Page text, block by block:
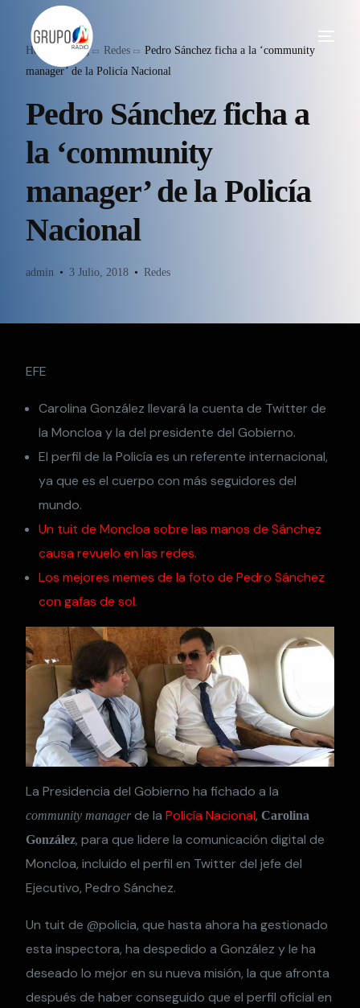
Home Blog Redes
Pedro Sánchez ficha a la ‘community
manager’ de la Policía Nacional
Pedro Sánchez ficha a
la ‘community
manager’ de la Policía
Nacional
admin 3 Julio, 2018 Redes
EFE
Carolina González llevará la cuenta de Twitter de
la Moncloa y la del presidente del Gobierno.
El perfil de la Policía es un referente internacional,
ya que es el cuerpo con más seguidores del
mundo.
Un tuit de Moncloa sobre las manos de Sánchez
causa revuelo en las redes.
Los mejores memes de la foto de Pedro Sánchez
con gafas de sol.
La Presidencia del Gobierno ha fichado a la
community managerde laPolicía Nacional, Carolina
González, para que lidere la comunicación digital de
Moncloa, incluido el perfil en Twitter del jefe del
Ejecutivo, Pedro Sánchez.
Un tuit de @policia, que hasta ahora ha gestionado
esta inspectora, ha despedido a González y le ha
deseado lo mejor en su nueva misión, la que afronta
después de haber conseguido que el perfil oficial en